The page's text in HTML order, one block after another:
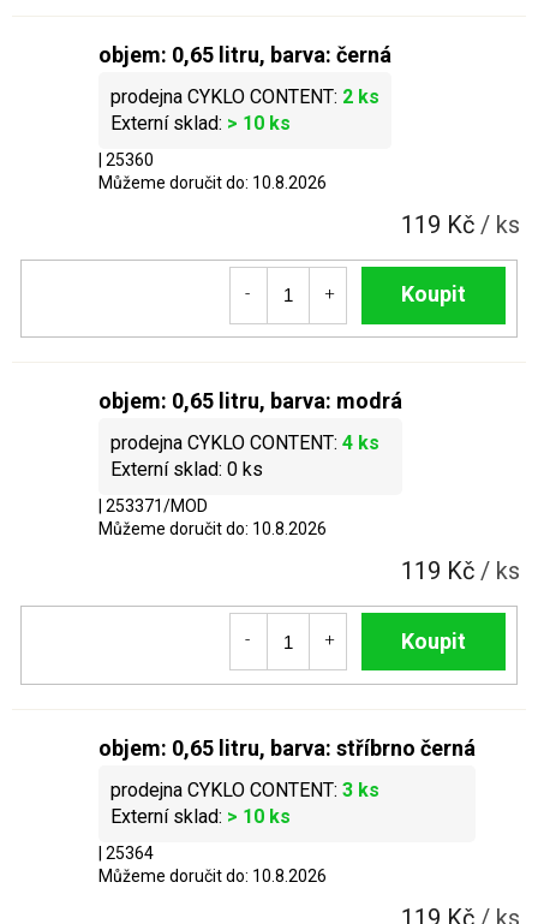
objem: 0,65 litru, barva: černá
> 10 ks
2 ks
| 25360
Můžeme doručit do: 10.8.2026
119 Kč / ks
Do košíku
objem: 0,65 litru, barva: modrá
4 ks
0 ks
| 253371/MOD
Můžeme doručit do: 10.8.2026
119 Kč / ks
Do košíku
objem: 0,65 litru, barva: stříbrno černá
> 10 ks
3 ks
| 25364
Můžeme doručit do: 10.8.2026
119 Kč / ks